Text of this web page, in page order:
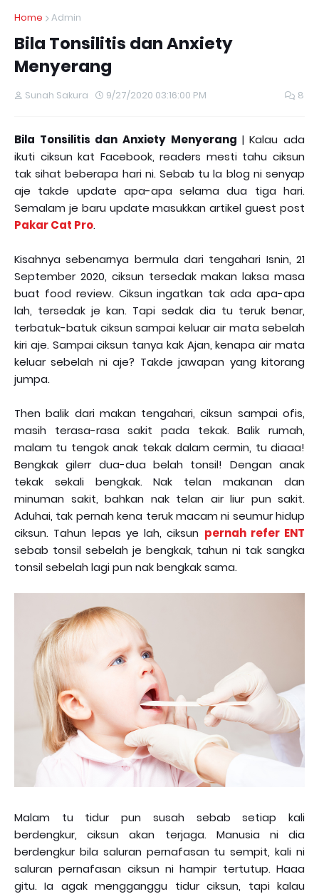
Home Admin
Bila Tonsilitis dan Anxiety
Menyerang
Sunah Sakura 9/27/2020 03:16:00 PM 8
Bila Tonsilitis dan Anxiety Menyerang | Kalau ada
ikuti ciksun kat Facebook, readers mesti tahu ciksun
tak sihat beberapa hari ni. Sebab tu la blog ni senyap
aje takde update apa-apa selama dua tiga hari.
Semalam je baru update masukkan artikel guest post
Pakar Cat Pro.
Kisahnya sebenarnya bermula dari tengahari Isnin, 21
September 2020, ciksun tersedak makan laksa masa
buat food review. Ciksun ingatkan tak ada apa-apa
lah, tersedak je kan. Tapi sedak dia tu teruk benar,
terbatuk-batuk ciksun sampai keluar air mata sebelah
kiri aje. Sampai ciksun tanya kak Ajan, kenapa air mata
keluar sebelah ni aje? Takde jawapan yang kitorang
jumpa.
Then balik dari makan tengahari, ciksun sampai ofis,
masih terasa-rasa sakit pada tekak. Balik rumah,
malam tu tengok anak tekak dalam cermin, tu diaaa!
Bengkak gilerr dua-dua belah tonsil! Dengan anak
tekak sekali bengkak. Nak telan makanan dan
minuman sakit, bahkan nak telan air liur pun sakit.
Aduhai, tak pernah kena teruk macam ni seumur hidup
ciksun. Tahun lepas ye lah, ciksun pernah refer ENT
sebab tonsil sebelah je bengkak, tahun ni tak sangka
tonsil sebelah lagi pun nak bengkak sama.
Malam tu tidur pun susah sebab setiap kali
berdengkur, ciksun akan terjaga. Manusia ni dia
berdengkur bila saluran pernafasan tu sempit, kali ni
saluran pernafasan ciksun ni hampir tertutup. Haaa
gitu. Ia agak mengganggu tidur ciksun, tapi kalau